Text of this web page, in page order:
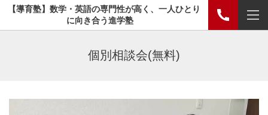
【導育塾】数学・英語の専門性が高く、一人ひとり
に向き合う進学塾
個別相談会(無料)